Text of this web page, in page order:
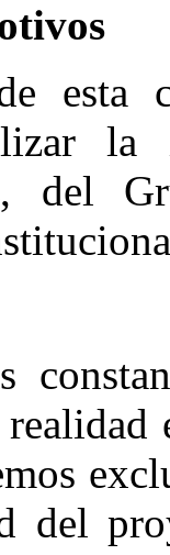
esta
del
del